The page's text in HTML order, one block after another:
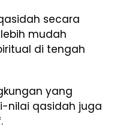
secara
mudah
di tengah
yang
nilai qasidah juga